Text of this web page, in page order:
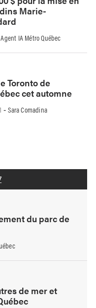
Marie-
Agent IA Métro Québec
Toronto de
cet automne
-Sara Comadina
du parc de
de mer et